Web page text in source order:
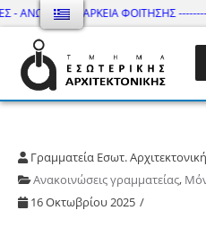
- ΑΝΩΤΑΤΗ ΔΙΑΡΚΕΙΑ ΦΟΙΤΗΣΗΣ
Τμήμα Εσωτ.
Γραμματεία Εσωτ.
Ανακοινώσεις γραμματείας,
16 Οκτωβρίου 2025